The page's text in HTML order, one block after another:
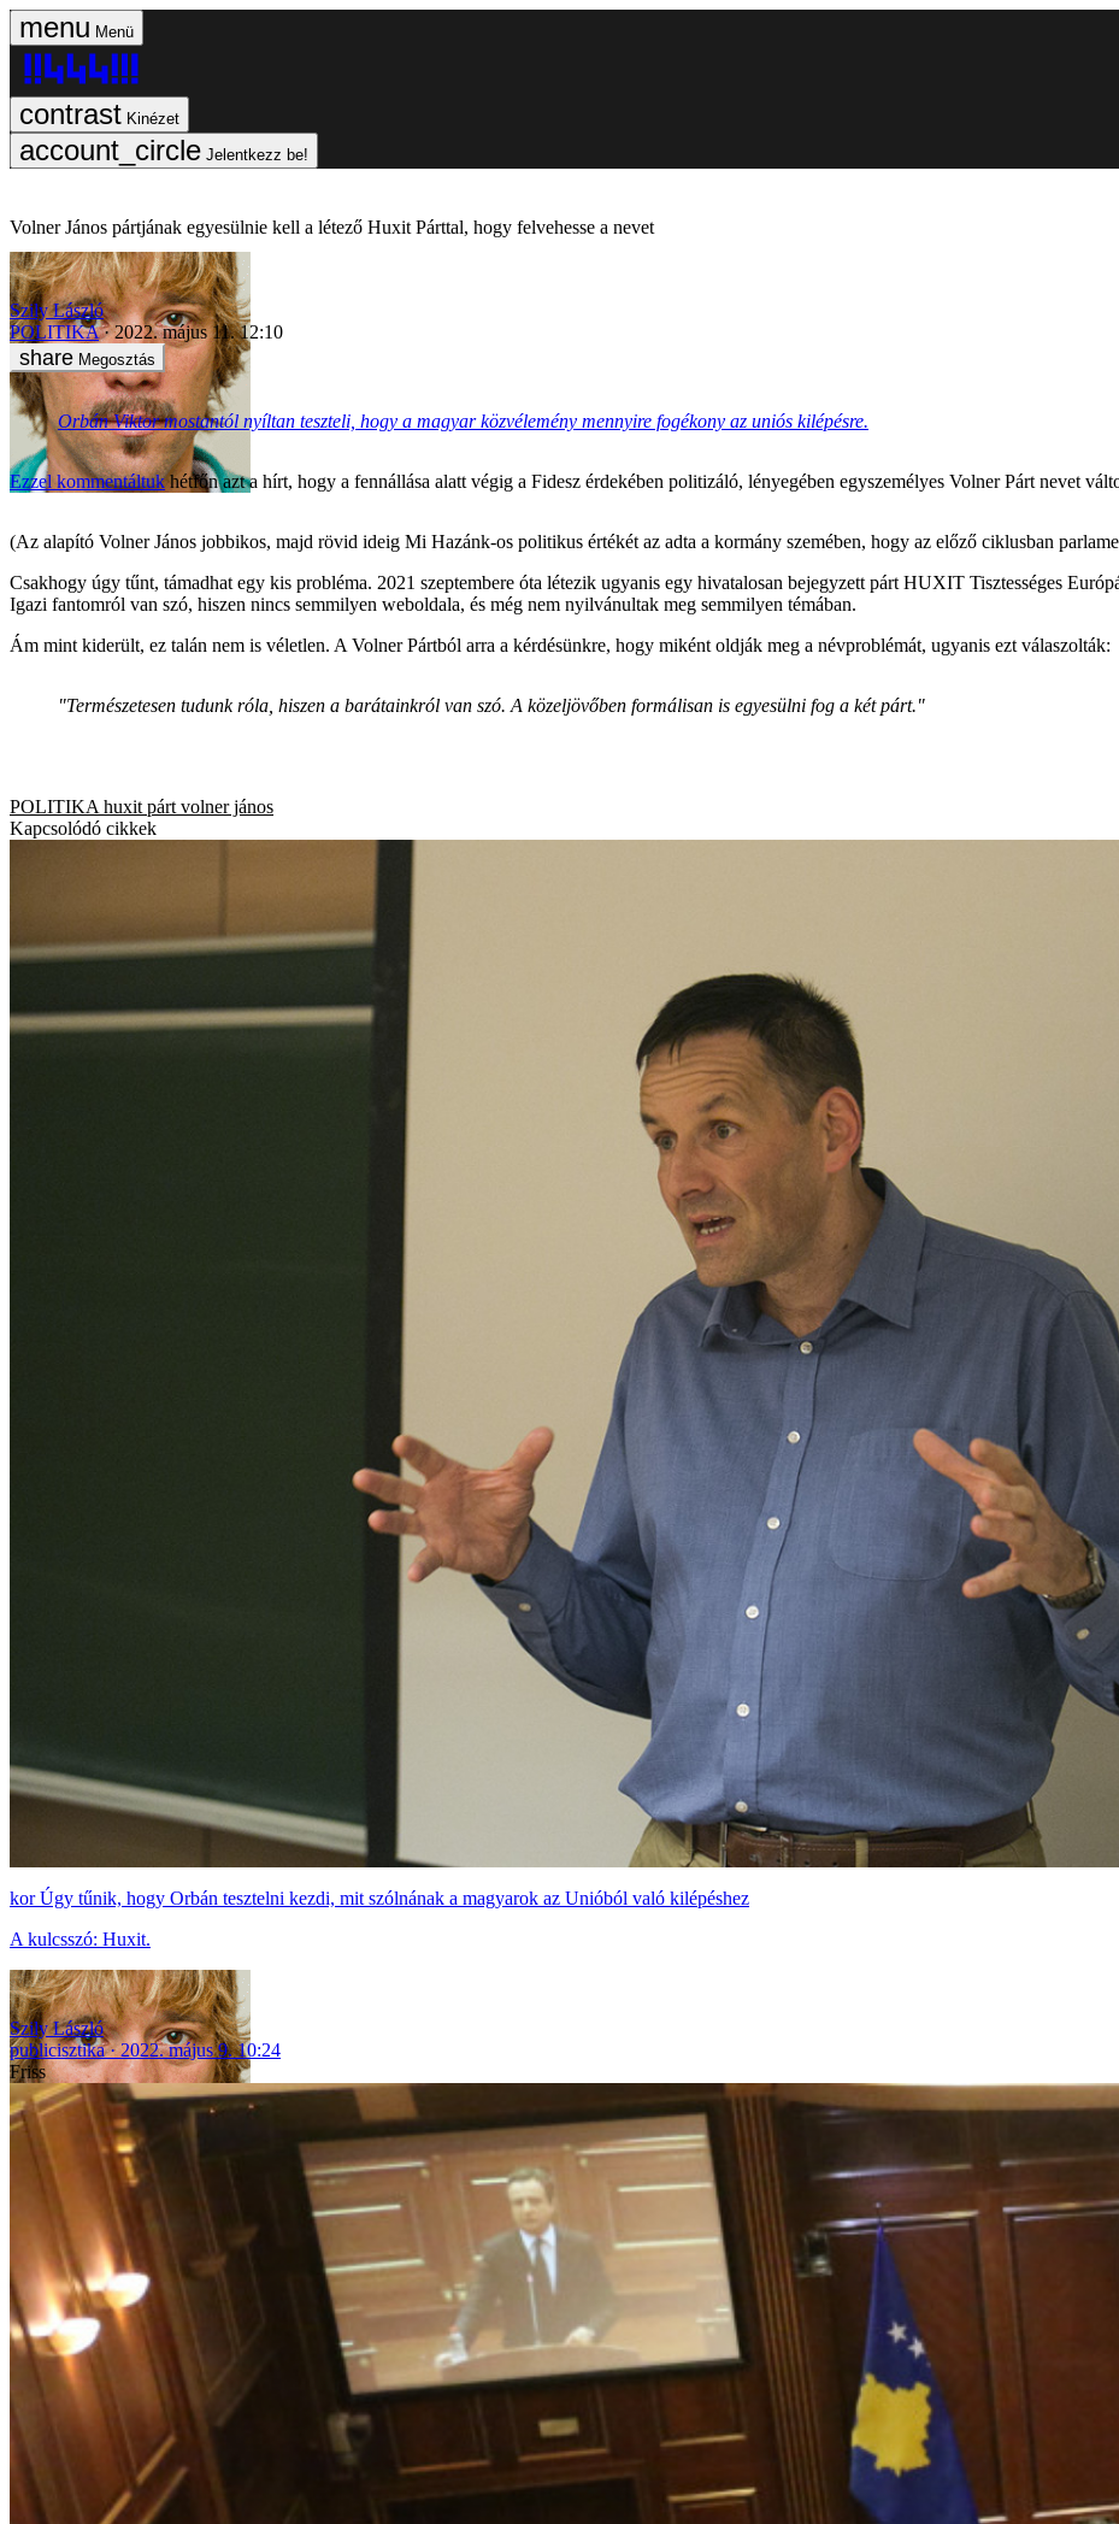
Menü
Kinézet
Jelentkezz be!
Volner János pártjának egyesülnie kell a létező Huxit Párttal, hogy felvehesse a nevet
Szily László
POLITIKA
2022. május 11. 12:10
Megosztás
Orbán Viktor mostantól nyíltan teszteli, hogy a magyar közvélemény mennyire fogékony az uniós kilépésre.
Ezzel kommentáltukhétfőn azt a hírt, hogy a fennállása alatt végig a Fidesz érdekében politizáló, lényegében egyszemélyes Volner Párt nevet
(Az alapító Volner János jobbikos, majd rövid ideig Mi Hazánk-os politikus értékét az adta a kormány szemében, hogy az előző ciklusban
Csakhogy úgy tűnt, támadhat egy kis probléma. 2021 szeptembere óta létezik ugyanis egy hivatalosan bejegyzett párt HUXIT Tisztességes
Igazi fantomról van szó, hiszen nincs semmilyen weboldala, és még nem nyilvánultak meg semmilyen témában.
Ám mint kiderült, ez talán nem is véletlen. A Volner Pártból arra a kérdésünkre, hogy miként oldják meg a névproblémát, ugyanis ezt válaszolták:
"Természetesen tudunk róla, hiszen a barátainkról van szó. A közeljövőben formálisan is egyesülni fog a két párt."
POLITIKA huxit párt volner jános
Kapcsolódó cikkek
Úgy tűnik, hogy Orbán tesztelni kezdi, mit szólnának a magyarok az Unióból való kilépéshez
A kulcsszó: Huxit.
Szily László
publicisztika
2022. május 9. 10:24
Friss